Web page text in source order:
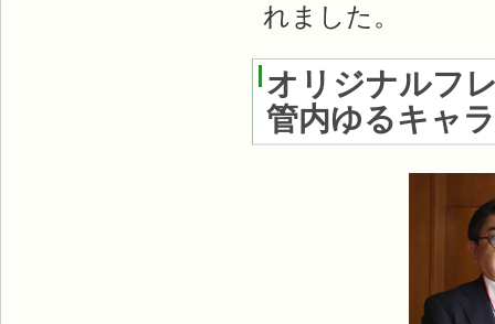
れました。
オリジナルフ
管内ゆるキャ